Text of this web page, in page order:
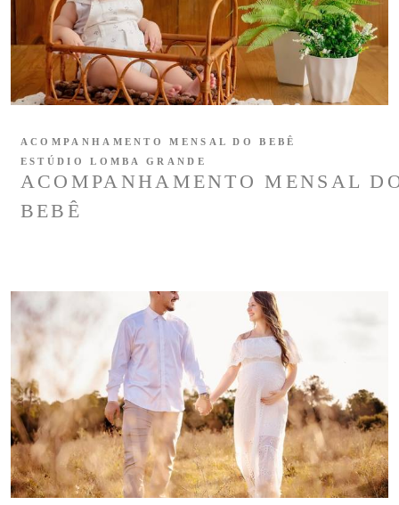
ACOMPANHAMENTO MENSAL
BEBÊ
ACOMPANHAMENTO MENSAL DO BEBÊ
ESTÚDIO LOMBA GRANDE